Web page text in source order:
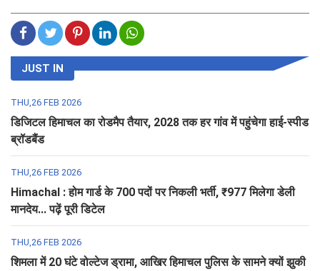
JUST IN
THU,26 FEB 2026
डिजिटल हिमाचल का रोडमैप तैयार, 2028 तक हर गांव में पहुंचेगा हाई-स्पीड
ब्रॉडबैंड
THU,26 FEB 2026
Himachal : होम गार्ड के 700 पदों पर निकली भर्ती, ₹977 मिलेगा डेली
मानदेय... पढ़ें पूरी डिटेल
THU,26 FEB 2026
शिमला में 20 घंटे वोल्टेज ड्रामा, आखिर हिमाचल पुलिस के सामने क्यों झुकी